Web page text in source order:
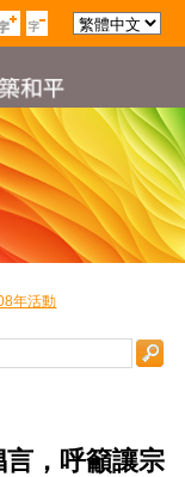
年活動
，呼籲讓宗